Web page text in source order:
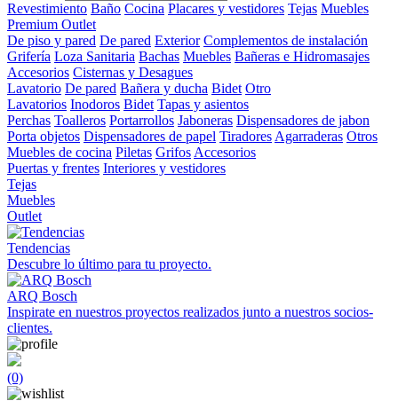
Revestimiento Baño Cocina Placares y vestidores Tejas Muebles
Premium Outlet
De piso y pared De pared Exterior Complementos de instalación
Grifería Loza Sanitaria Bachas Muebles Bañeras e Hidromasajes
Accesorios Cisternas y Desagues
Lavatorio De pared Bañera y ducha Bidet Otro
Lavatorios Inodoros Bidet Tapas y asientos
Perchas Toalleros Portarrollos Jaboneras Dispensadores de jabon
Porta objetos Dispensadores de papel Tiradores Agarraderas Otros
Muebles de cocina Piletas Grifos Accesorios
Puertas y frentes Interiores y vestidores
Tejas
Muebles
Outlet
Tendencias
Descubre lo último para tu proyecto.
ARQ Bosch
Inspirate en nuestros proyectos realizados junto a nuestros socios-
clientes.
(0)